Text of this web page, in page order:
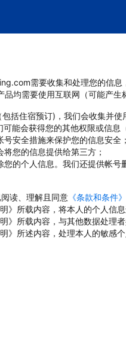
需要收集和处理您的信
品均需要使用互联网（可能产
括住宿预订)，我们会收集并使
能会获得您的其他权限或信
安全措施来保护您的信息安全；
您的信息提供给第三方；
的个人信息。我们还提供帐号
读、理解且同意 《条款和条件》
》所载内容，将本人的个人信息
》所载内容，与其他数据处理者
》所述内容，处理本人的敏感个